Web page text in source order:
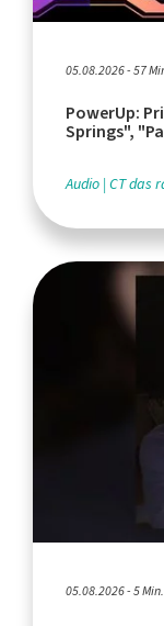
05.08.2026 - 57
PowerUp:
Springs",
Audio CT das
05.08.2026 - 5 Min.